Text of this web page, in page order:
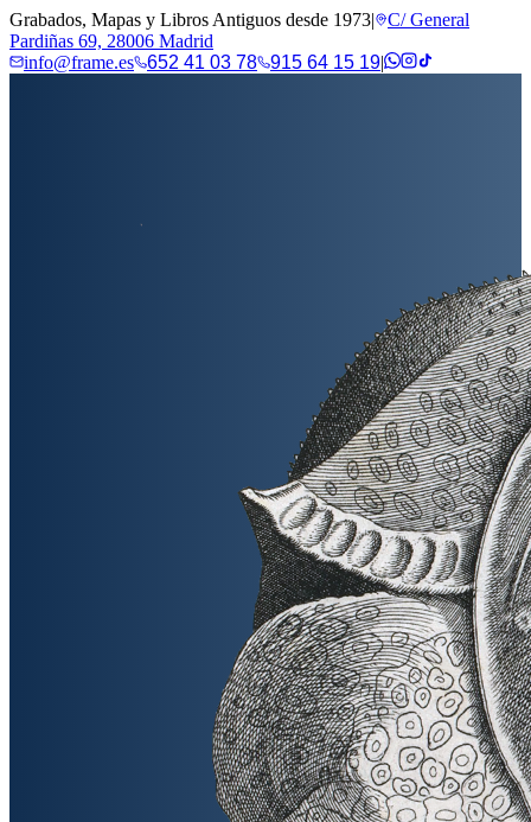
Grabados, Mapas y Libros Antiguos desde 1973|
C/ General
Pardiñas 69, 28006 Madrid
info@frame.es
652 41 03 78 915 64 15 19|